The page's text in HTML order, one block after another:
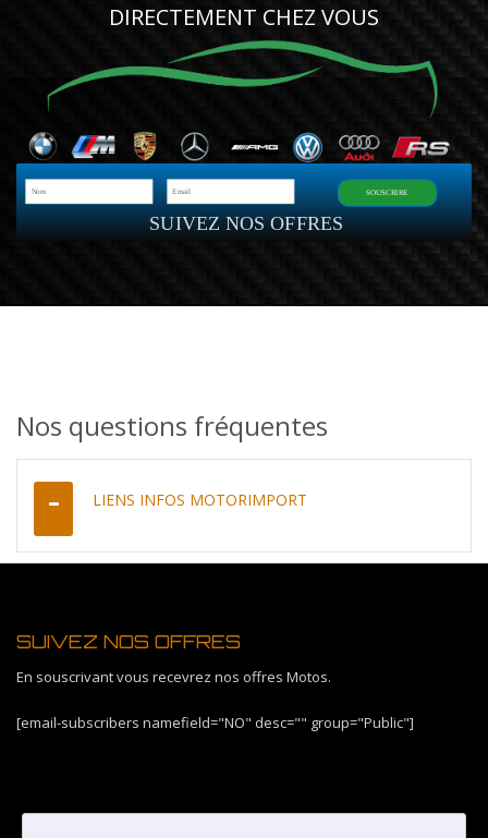
DIRECTEMENT CHEZ VOUS
SUIVEZ NOS OFFRES
SOUSCRIRE
Nos questions fréquentes
LIENS INFOS MOTORIMPORT
SUIVEZ NOS OFFRES
En souscrivant vous recevrez nos offres Motos.
[email-subscribers namefield="NO" desc="" group="Public"]